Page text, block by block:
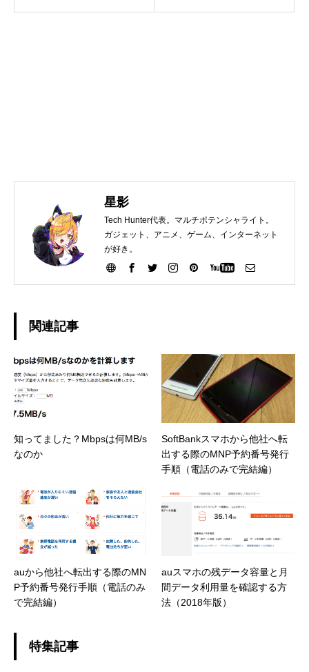
星影
Tech Hunter代表。マルチポテンシャライト。
ガジェット、アニメ、ゲーム、インターネット
が好き。
関連記事
知ってました？Mbpsは何MB/s
なのか
SoftBankスマホから他社へ転
出する際のMNP予約番号発行
手順（電話のみで完結編）
auから他社へ転出する際のMN
P予約番号発行手順（電話のみ
で完結編）
auスマホの残データ容量と月
間データ利用量を確認する方
法（2018年版）
特集記事